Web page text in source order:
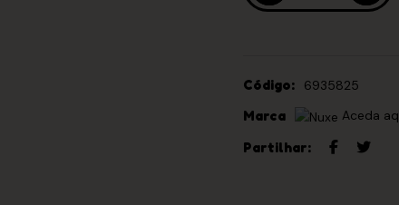
Código: 6935825
Marca Aceda
Partilhar: